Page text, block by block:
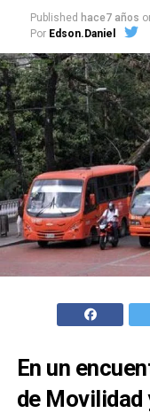
Published hace7 años
Por Edson.Daniel
En un
de